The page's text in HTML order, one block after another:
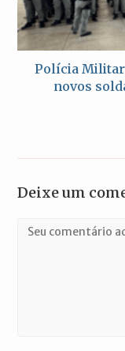
Polícia Militar
novos
Deixe um
Comentário